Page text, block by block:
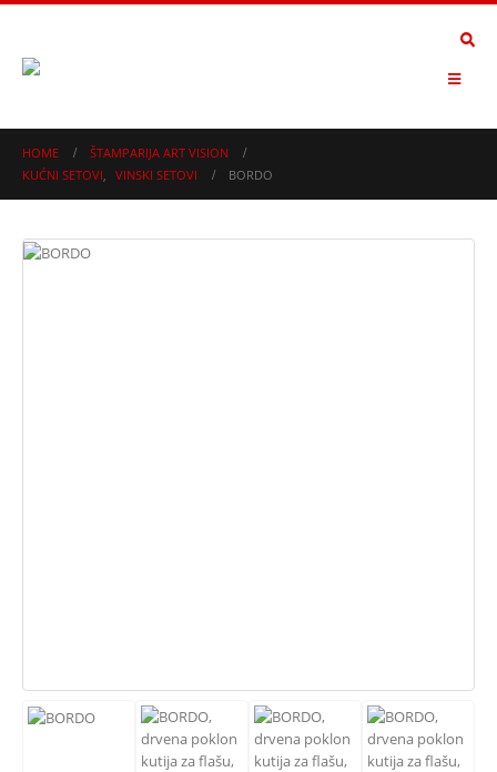
HOME
ŠTAMPARIJA ART VISION
KUĆNI SETOVI, VINSKI SETOVI BORDO